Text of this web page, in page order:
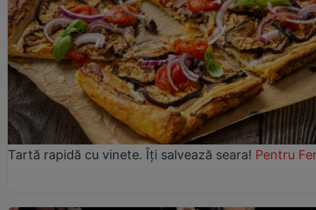
Tartă rapidă cu vinete. Îți salvează seara! Pentru